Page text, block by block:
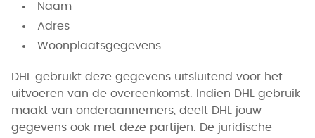
Naam
Adres
Woonplaatsgegevens
DHL gebruikt deze gegevens uitsluitend voor het
uitvoeren van de overeenkomst. Indien DHL gebruik
maakt van onderaannemers, deelt DHL jouw
gegevens ook met deze partijen. De juridische